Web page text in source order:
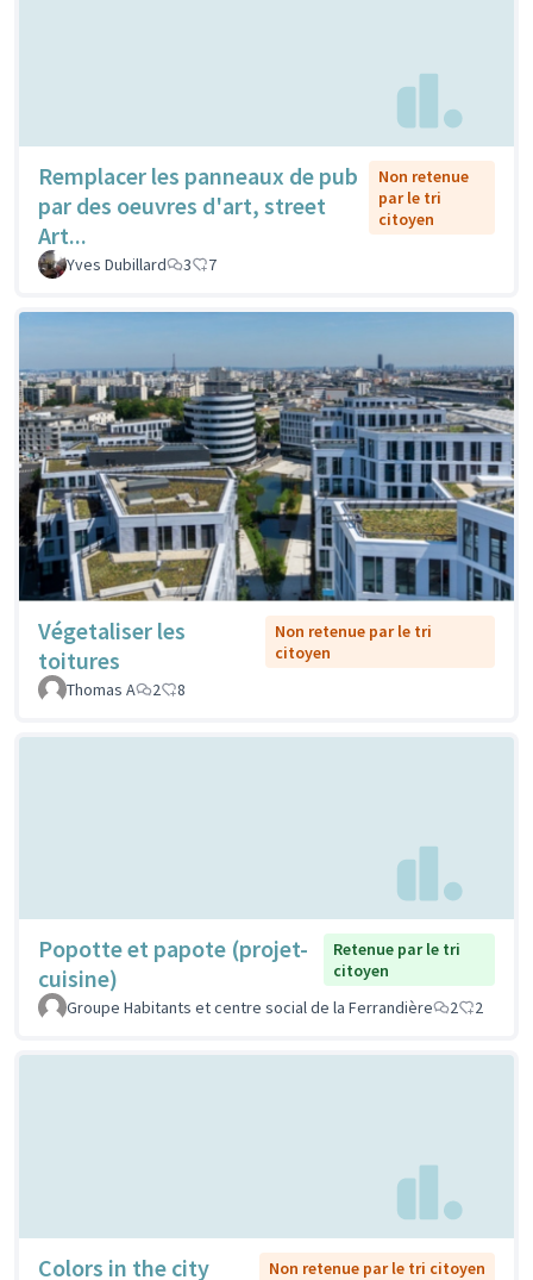
Remplacer les panneaux de pub
par des oeuvres d'art, street
Art...
Non retenue
par le tri
citoyen
Yves Dubillard 3 7
Végetaliser les
toitures
Non retenue par le tri
citoyen
Thomas A
2 8
Popotte et papote (projet-
cuisine)
Retenue par le tri
citoyen
Groupe Habitants et centre social de la Ferrandière
2 2
Colors in the city
Non retenue par le tri citoyen